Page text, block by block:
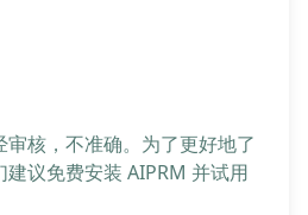
核，不准确。为了更好地了
议免费安装 AIPRM 并试用